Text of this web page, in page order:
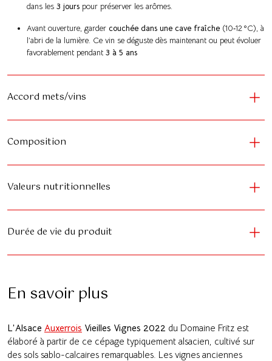
dans les 3 jours pour préserver les arômes.
Avant ouverture, garder couchée dans une cave fraîche (10‑12 °C), à
l’abri de la lumière. Ce vin se déguste dès maintenant ou peut évoluer
favorablement pendant 3 à 5 ans
Accord mets/vins
Composition
Valeurs nutritionnelles
Durée de vie du produit
En savoir plus
L’Alsace Auxerrois Vieilles Vignes 2022 du Domaine Fritz est
élaboré à partir de ce cépage typiquement alsacien, cultivé sur
des sols sablo-calcaires remarquables. Les vignes anciennes